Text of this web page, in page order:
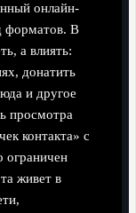
онлайн-
форматов. В
а влиять:
донатить
и другое
просмотра
контакта» с
ограничен
живет в